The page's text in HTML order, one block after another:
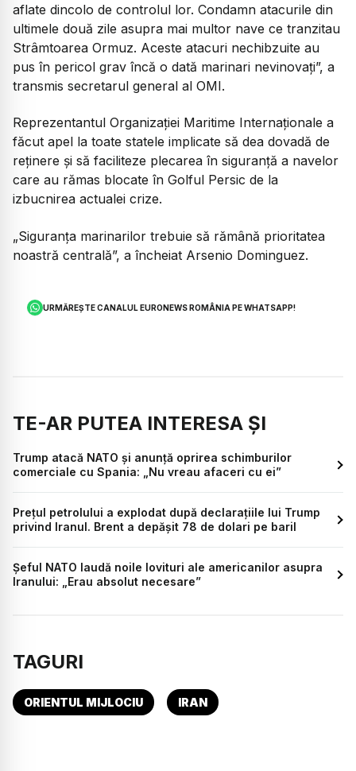
aflate dincolo de controlul lor. Condamn atacurile din
ultimele două zile asupra mai multor nave ce tranzitau
Strâmtoarea Ormuz. Aceste atacuri nechibzuite au
pus în pericol grav încă o dată marinari nevinovați”, a
transmis secretarul general al OMI.
Reprezentantul Organizației Maritime Internaționale a
făcut apel la toate statele implicate să dea dovadă de
reținere și să faciliteze plecarea în siguranță a navelor
care au rămas blocate în Golful Persic de la
izbucnirea actualei crize.
„Siguranța marinarilor trebuie să rămână prioritatea
noastră centrală”, a încheiat Arsenio Dominguez.
URMĂREȘTE CANALUL EURONEWS ROMÂNIA PE WHATSAPP!
TE-AR PUTEA INTERESA ȘI
Trump atacă NATO și anunță oprirea schimburilor
comerciale cu Spania: „Nu vreau afaceri cu ei”
Prețul petrolului a explodat după declarațiile lui Trump
privind Iranul. Brent a depășit 78 de dolari pe baril
Șeful NATO laudă noile lovituri ale americanilor asupra
Iranului: „Erau absolut necesare”
TAGURI
ORIENTUL MIJLOCIU IRAN